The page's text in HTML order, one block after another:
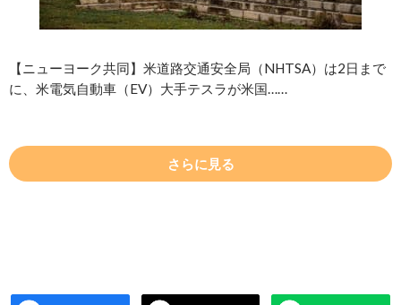
【ニューヨーク共同】米道路交通安全局（NHTSA）は2日まで
に、米電気自動車（EV）大手テスラが米国……
さらに見る